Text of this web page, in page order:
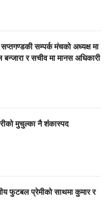
सप्तगण्डकी सम्पर्क मंचको अध्यक्ष मा
र सचीव मा मानस अधिकारी
मुचुल्का नै शंंकास्पद
फुटबल प्रेमीको साथमा कुमार र